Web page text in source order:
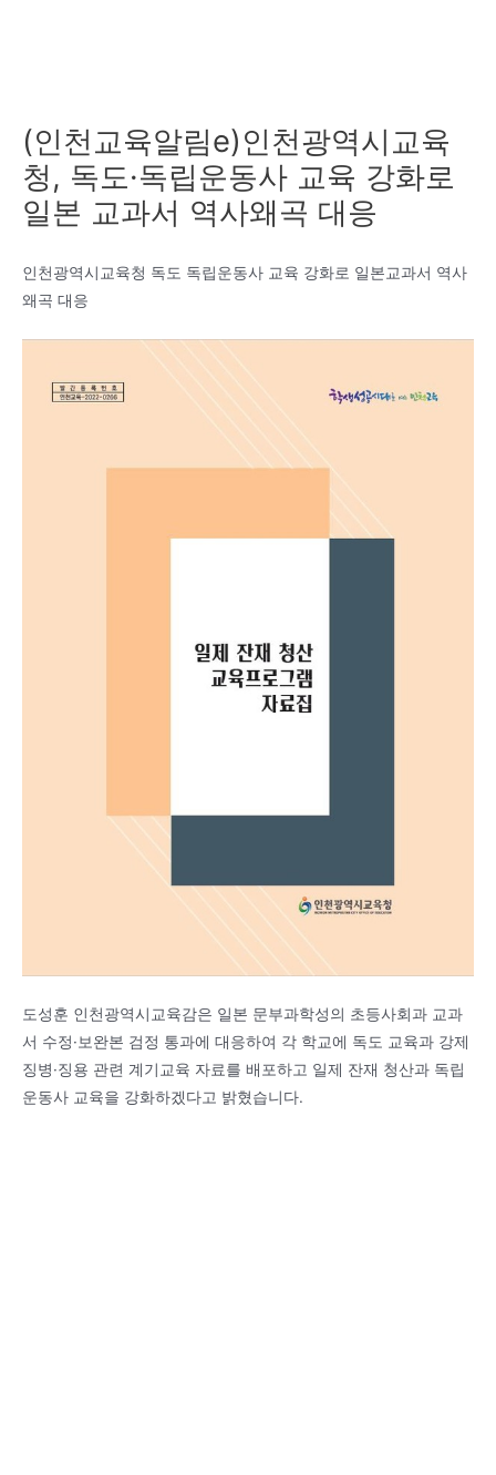
(인천교육알림e)인천광역시교육
청, 독도·독립운동사 교육 강화로
일본 교과서 역사왜곡 대응
인천광역시교육청 독도 독립운동사 교육 강화로 일본교과서 역사
왜곡 대응
도성훈 인천광역시교육감은 일본 문부과학성의 초등사회과 교과
서 수정·보완본 검정 통과에 대응하여 각 학교에 독도 교육과 강제
징병·징용 관련 계기교육 자료를 배포하고 일제 잔재 청산과 독립
운동사 교육을 강화하겠다고 밝혔습니다.